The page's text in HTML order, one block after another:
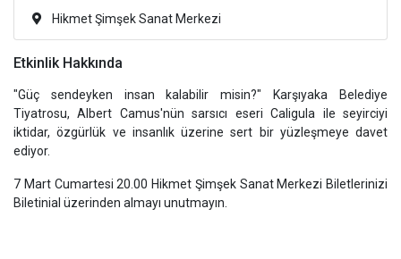
Hikmet Şimşek Sanat Merkezi
Etkinlik Hakkında
"Güç sendeyken insan kalabilir misin?" Karşıyaka Belediye
Tiyatrosu, Albert Camus'nün sarsıcı eseri Caligula ile seyirciyi
iktidar, özgürlük ve insanlık üzerine sert bir yüzleşmeye davet
ediyor.
7 Mart Cumartesi 20.00 Hikmet Şimşek Sanat Merkezi Biletlerinizi
Biletinial üzerinden almayı unutmayın.